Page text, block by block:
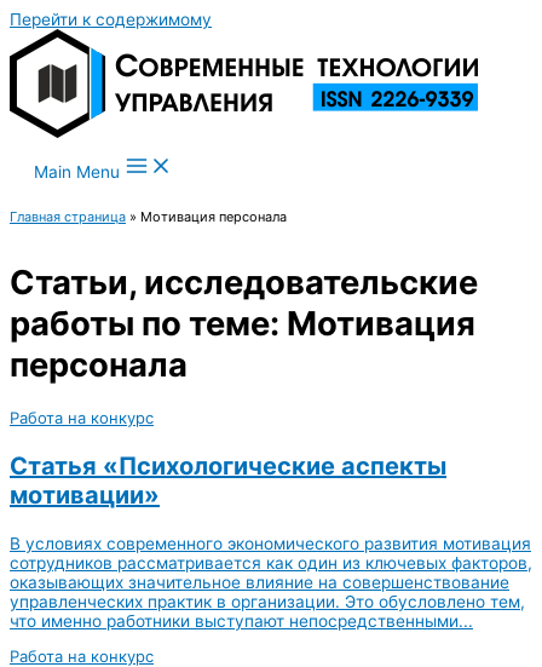
Перейти к содержимому
Main Menu
Главная страница » Мотивация персонала
Статьи, исследовательские
работы по теме: Мотивация
персонала
Работа на конкурс
Статья «Психологические аспекты
мотивации»
В условиях современного экономического развития мотивация
сотрудников рассматривается как один из ключевых факторов,
оказывающих значительное влияние на совершенствование
управленческих практик в организации. Это обусловлено тем,
что именно работники выступают непосредственными...
Работа на конкурс